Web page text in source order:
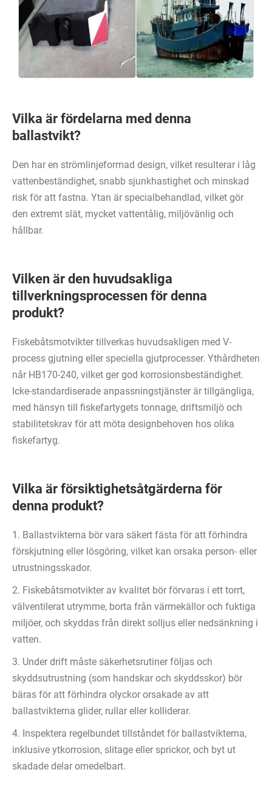
Vilka är fördelarna med denna
ballastvikt?
Den har en strömlinjeformad design, vilket resulterar i låg
vattenbeständighet, snabb sjunkhastighet och minskad
risk för att fastna. Ytan är specialbehandlad, vilket gör
den extremt slät, mycket vattentålig, miljövänlig och
hållbar.
Vilken är den huvudsakliga
tillverkningsprocessen för denna
produkt?
Fiskebåtsmotvikter tillverkas huvudsakligen med V-
process gjutning eller speciella gjutprocesser. Ythårdheten
når HB170-240, vilket ger god korrosionsbeständighet.
Icke-standardiserade anpassningstjänster är tillgängliga,
med hänsyn till fiskefartygets tonnage, driftsmiljö och
stabilitetskrav för att möta designbehoven hos olika
fiskefartyg.
Vilka är försiktighetsåtgärderna för
denna produkt?
1. Ballastvikterna bör vara säkert fästa för att förhindra
förskjutning eller lösgöring, vilket kan orsaka person- eller
utrustningsskador.
2. Fiskebåtsmotvikter av kvalitet bör förvaras i ett torrt,
välventilerat utrymme, borta från värmekällor och fuktiga
miljöer, och skyddas från direkt solljus eller nedsänkning i
vatten.
3. Under drift måste säkerhetsrutiner följas och
skyddsutrustning (som handskar och skyddsskor) bör
bäras för att förhindra olyckor orsakade av att
ballastvikterna glider, rullar eller kolliderar.
4. Inspektera regelbundet tillståndet för ballastvikterna,
inklusive ytkorrosion, slitage eller sprickor, och byt ut
skadade delar omedelbart.